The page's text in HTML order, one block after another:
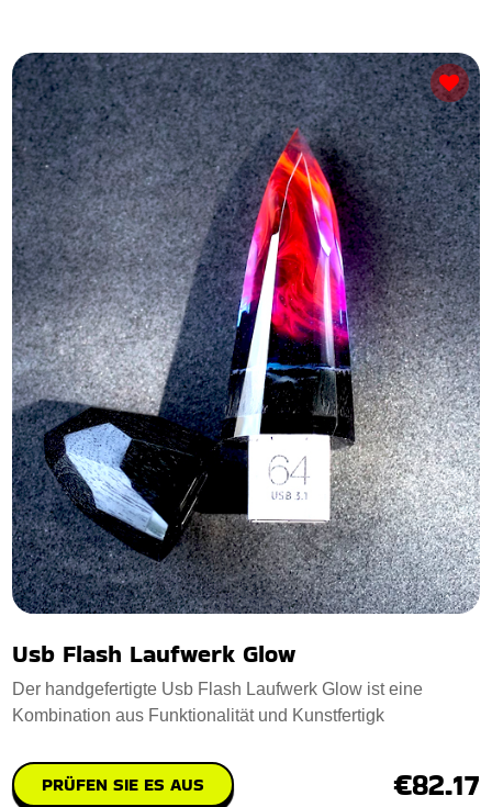
Usb Flash Laufwerk Glow
Der handgefertigte Usb Flash Laufwerk Glow ist eine
Kombination aus Funktionalität und Kunstfertigk
PRÜFEN SIE ES AUS €82.17